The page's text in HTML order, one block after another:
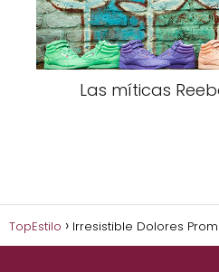
Las míticas
TopEstilo Irresistible Dolores